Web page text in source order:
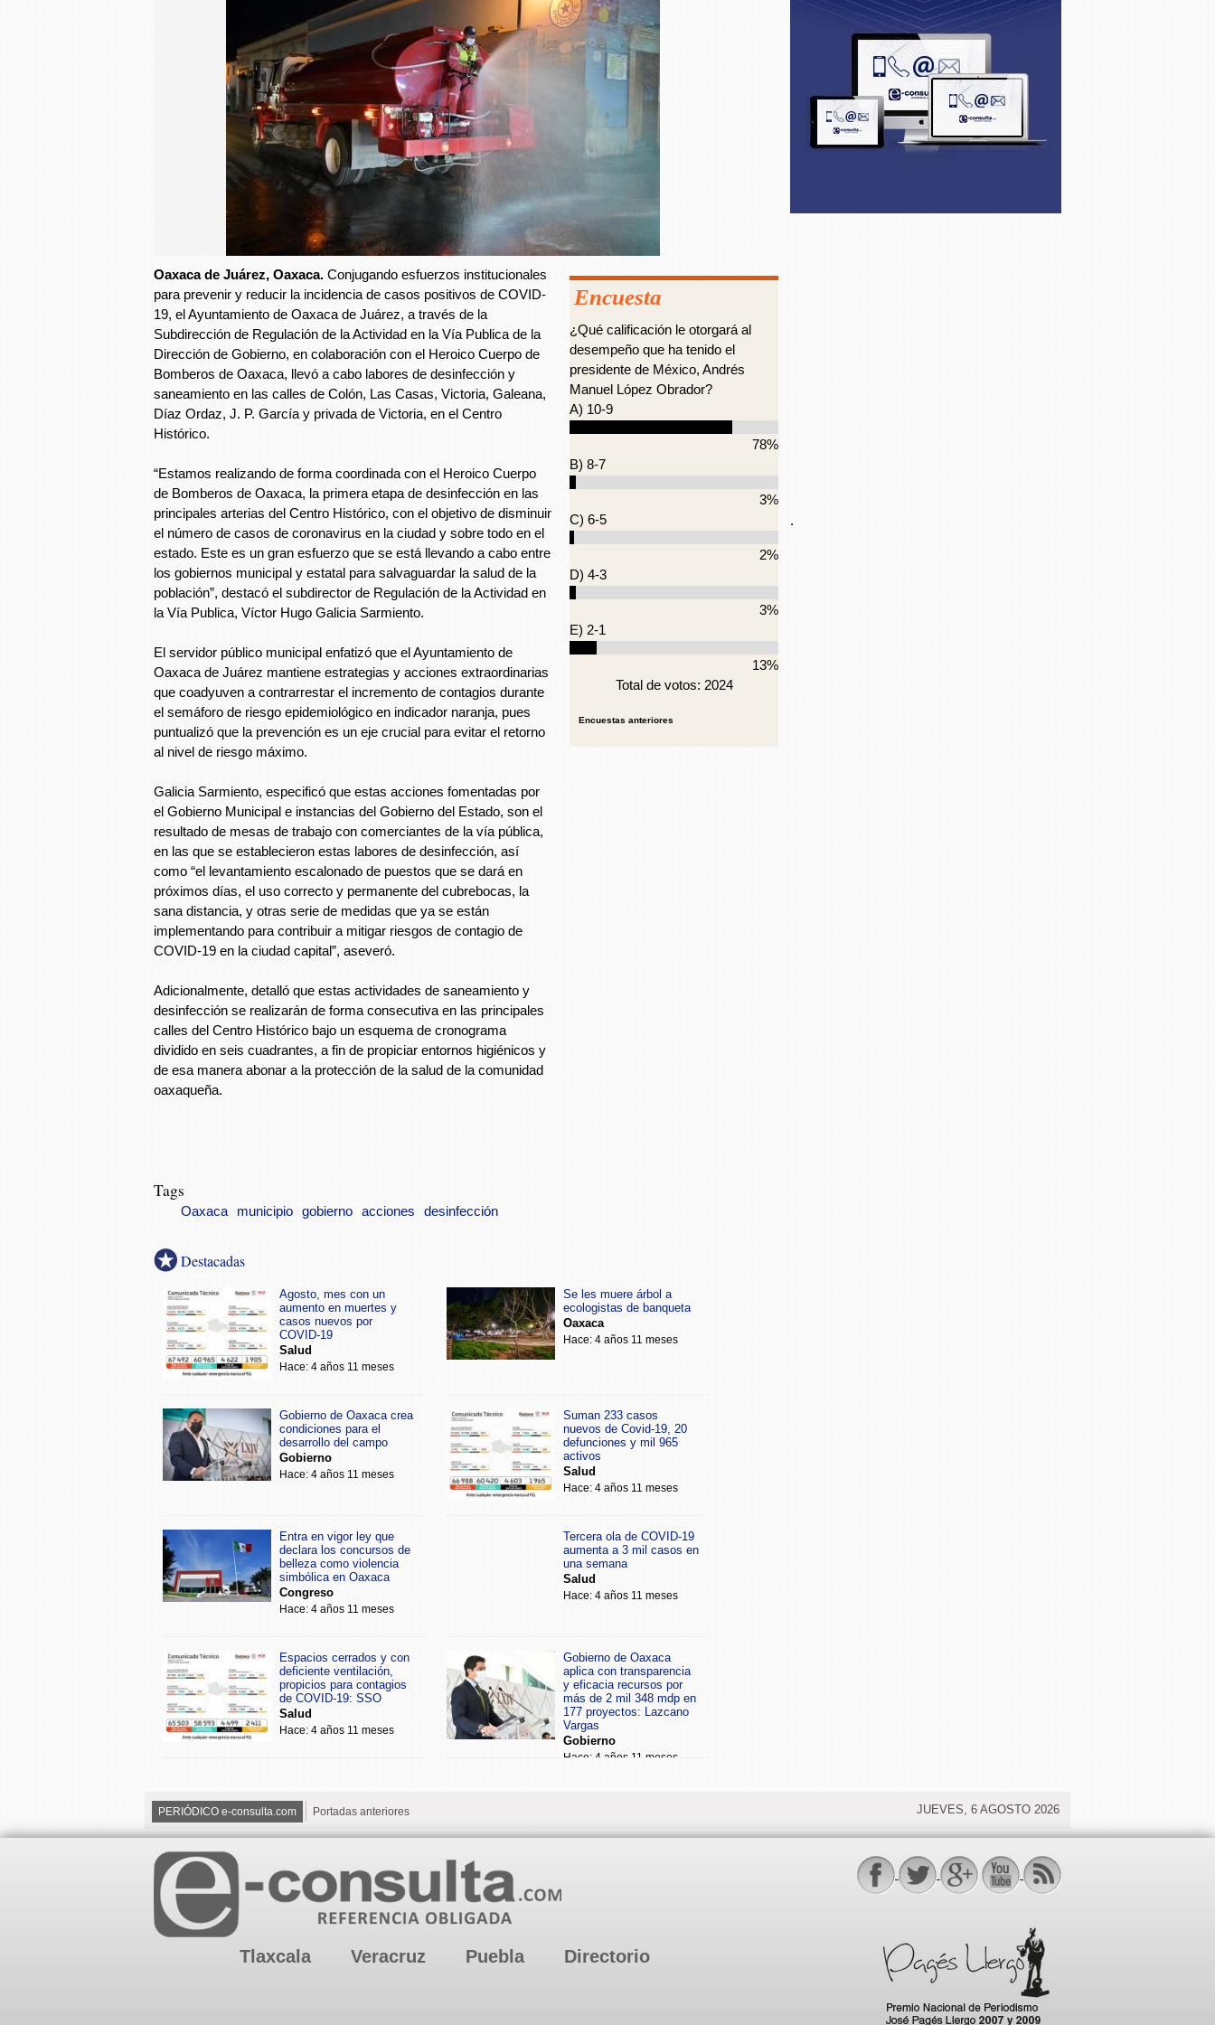
Oaxaca de Juárez, Oaxaca. Conjugando esfuerzos institucionales
para prevenir y reducir la incidencia de casos positivos de COVID-
19, el Ayuntamiento de Oaxaca de Juárez, a través de la
Subdirección de Regulación de la Actividad en la Vía Publica de la
Dirección de Gobierno, en colaboración con el Heroico Cuerpo de
Bomberos de Oaxaca, llevó a cabo labores de desinfección y
saneamiento en las calles de Colón, Las Casas, Victoria, Galeana,
Díaz Ordaz, J. P. García y privada de Victoria, en el Centro
Histórico.
“Estamos realizando de forma coordinada con el Heroico Cuerpo
de Bomberos de Oaxaca, la primera etapa de desinfección en las
principales arterias del Centro Histórico, con el objetivo de disminuir
el número de casos de coronavirus en la ciudad y sobre todo en el
estado. Este es un gran esfuerzo que se está llevando a cabo entre
los gobiernos municipal y estatal para salvaguardar la salud de la
población”, destacó el subdirector de Regulación de la Actividad en
la Vía Publica, Víctor Hugo Galicia Sarmiento.
El servidor público municipal enfatizó que el Ayuntamiento de
Oaxaca de Juárez mantiene estrategias y acciones extraordinarias
que coadyuven a contrarrestar el incremento de contagios durante
el semáforo de riesgo epidemiológico en indicador naranja, pues
puntualizó que la prevención es un eje crucial para evitar el retorno
al nivel de riesgo máximo.
Galicia Sarmiento, especificó que estas acciones fomentadas por
el Gobierno Municipal e instancias del Gobierno del Estado, son el
resultado de mesas de trabajo con comerciantes de la vía pública,
en las que se establecieron estas labores de desinfección, así
como “el levantamiento escalonado de puestos que se dará en
próximos días, el uso correcto y permanente del cubrebocas, la
sana distancia, y otras serie de medidas que ya se están
implementando para contribuir a mitigar riesgos de contagio de
COVID-19 en la ciudad capital”, aseveró.
Adicionalmente, detalló que estas actividades de saneamiento y
desinfección se realizarán de forma consecutiva en las principales
calles del Centro Histórico bajo un esquema de cronograma
dividido en seis cuadrantes, a fin de propiciar entornos higiénicos y
de esa manera abonar a la protección de la salud de la comunidad
oaxaqueña.
Encuesta
¿Qué calificación le otorgará al
desempeño que ha tenido el
presidente de México, Andrés
Manuel López Obrador?
A) 10-9
78%
B) 8-7
3%
C) 6-5
2%
D) 4-3
3%
E) 2-1
13%
Total de votos: 2024
Encuestas anteriores
Tags
Oaxaca municipio gobierno acciones desinfección
Destacadas
Agosto, mes con un
aumento en muertes y
casos nuevos por
COVID-19
Salud
Hace: 4 años 11 meses
Se les muere árbol a
ecologistas de banqueta
Oaxaca
Hace: 4 años 11 meses
Gobierno de Oaxaca crea
condiciones para el
desarrollo del campo
Gobierno
Hace: 4 años 11 meses
Suman 233 casos
nuevos de Covid-19, 20
defunciones y mil 965
activos
Salud
Hace: 4 años 11 meses
Entra en vigor ley que
declara los concursos de
belleza como violencia
simbólica en Oaxaca
Congreso
Hace: 4 años 11 meses
Tercera ola de COVID-19
aumenta a 3 mil casos en
una semana
Salud
Hace: 4 años 11 meses
Espacios cerrados y con
deficiente ventilación,
propicios para contagios
de COVID-19: SSO
Salud
Hace: 4 años 11 meses
Gobierno de Oaxaca
aplica con transparencia
y eficacia recursos por
más de 2 mil 348 mdp en
177 proyectos: Lazcano
Vargas
Gobierno
Hace: 4 años 11 meses
.
PERIÓDICO e-consulta.com Portadas anteriores JUEVES, 6 AGOSTO 2026
Tlaxcala Veracruz Puebla Directorio